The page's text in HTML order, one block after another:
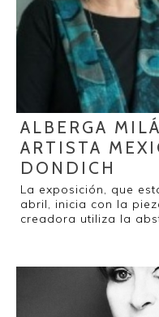
ALBERGA
ARTISTA
DONDICH
La exposición, que
abril, inicia con la
creadora utiliza la